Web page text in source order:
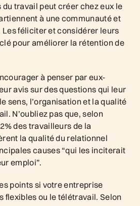
travail peut créer chez eux le
à une communauté et
Les féliciter et considérer leurs
pour améliorer la rétention de
à penser par eux-
avis sur des questions qui leur
sens, l’organisation et la qualité
N’oubliez pas que, selon
des travailleurs de la
la qualité du relationnel
causes “qui les inciterait
emploi”.
points si votre entreprise
flexibles ou le télétravail. Selon